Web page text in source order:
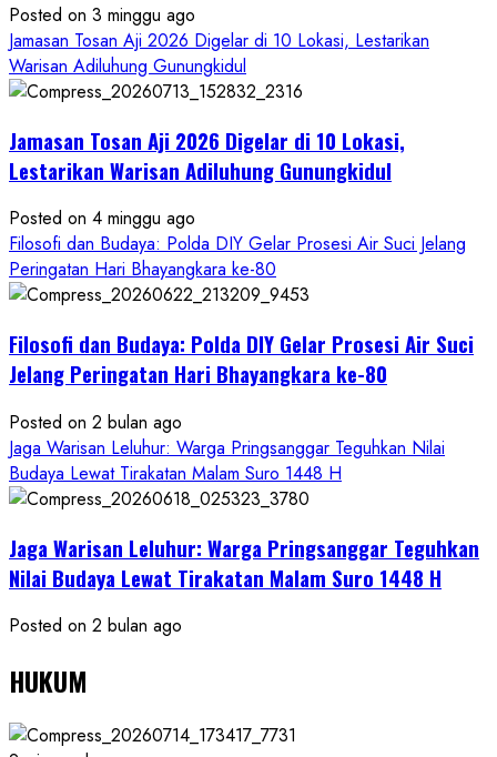
Petilasan
Sendangwangi
Mohon
Restu
Hayuning
Bawono
Posted on 3 minggu ago
Jamasan Tosan Aji 2026 Digelar di 10 Lokasi, Lestarikan
Warisan Adiluhung Gunungkidul
Jamasan Tosan Aji 2026 Digelar di 10 Lokasi,
Lestarikan Warisan Adiluhung Gunungkidul
Posted on 4 minggu ago
Filosofi dan Budaya: Polda DIY Gelar Prosesi Air Suci Jelang
Peringatan Hari Bhayangkara ke-80
Filosofi dan Budaya: Polda DIY Gelar Prosesi Air Suci
Jelang Peringatan Hari Bhayangkara ke-80
Posted on 2 bulan ago
Jaga Warisan Leluhur: Warga Pringsanggar Teguhkan Nilai
Budaya Lewat Tirakatan Malam Suro 1448 H
Jaga Warisan Leluhur: Warga Pringsanggar Teguhkan
Nilai Budaya Lewat Tirakatan Malam Suro 1448 H
Posted on 2 bulan ago
HUKUM